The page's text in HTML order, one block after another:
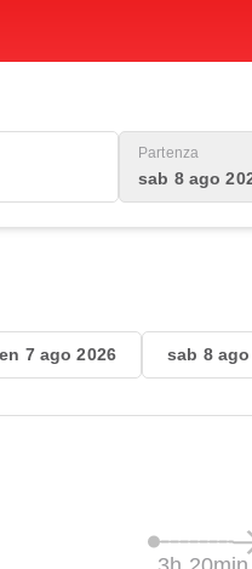
Partenza
sab 8 ago
7 ago 2026 sab 8
3h 20min